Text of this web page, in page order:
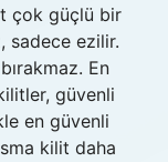
çok güçlü bir
sadece ezilir.
En
güvenli
en güvenli
kilit daha